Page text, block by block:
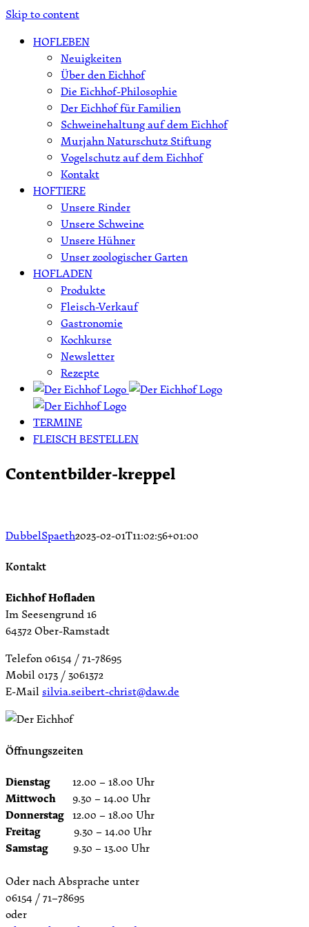
Skip to content
HOFLEBEN
Neuigkeiten
Über den Eichhof
Die Eichhof-Philosophie
Der Eichhof für Familien
Schweinehaltung auf dem Eichhof
Murjahn Naturschutz Stiftung
Vogelschutz auf dem Eichhof
Kontakt
HOFTIERE
Unsere Rinder
Unsere Schweine
Unsere Hühner
Unser zoologischer Garten
HOFLADEN
Produkte
Fleisch-Verkauf
Gastronomie
Kochkurse
Newsletter
Rezepte
TERMINE
FLEISCH BESTELLEN
Contentbilder-kreppel
DubbelSpaeth2023-02-01T11:02:56+01:00
Kontakt
Eichhof Hofladen
Im Seesengrund 16
64372 Ober-Ramstadt
Telefon 06154 / 71-78695
Mobil 0173 / 3061372
E-Mailsilvia.seibert-christ@daw.de
Öffnungszeiten
Dienstag 12.00 – 18.00 Uhr
Mittwoch 9.30 – 14.00 Uhr
Donnerstag 12.00 – 18.00 Uhr
Freitag 9.30 – 14.00 Uhr
Samstag 9.30 – 13.00 Uhr
Oder nach Absprache unter
06154 / 71–78695
oder